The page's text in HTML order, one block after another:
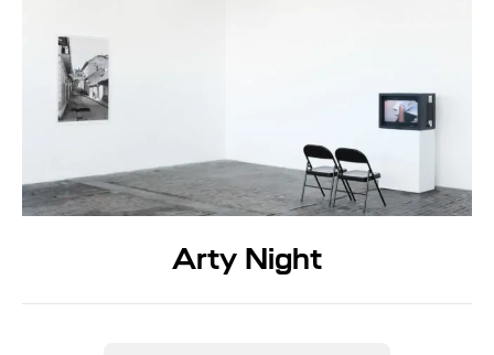
Arty Night